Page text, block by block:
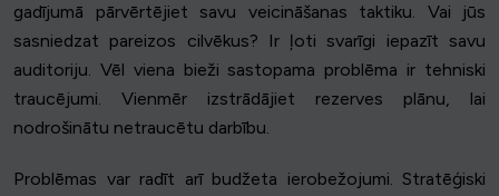
gadījumā pārvērtējiet savu veicināšanas taktiku. Vai jūs
sasniedzat pareizos cilvēkus? Ir ļoti svarīgi iepazīt savu
auditoriju. Vēl viena bieži sastopama problēma ir tehniski
traucējumi. Vienmēr izstrādājiet rezerves plānu, lai
nodrošinātu netraucētu darbību.
Problēmas var radīt arī budžeta ierobežojumi. Stratēģiski